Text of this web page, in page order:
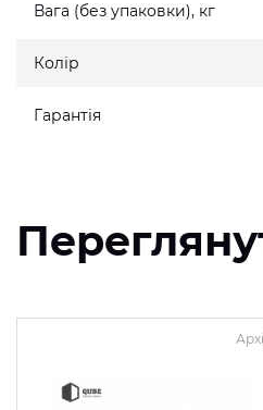
Вага (без упаковки), кг
Колір
Гарантія